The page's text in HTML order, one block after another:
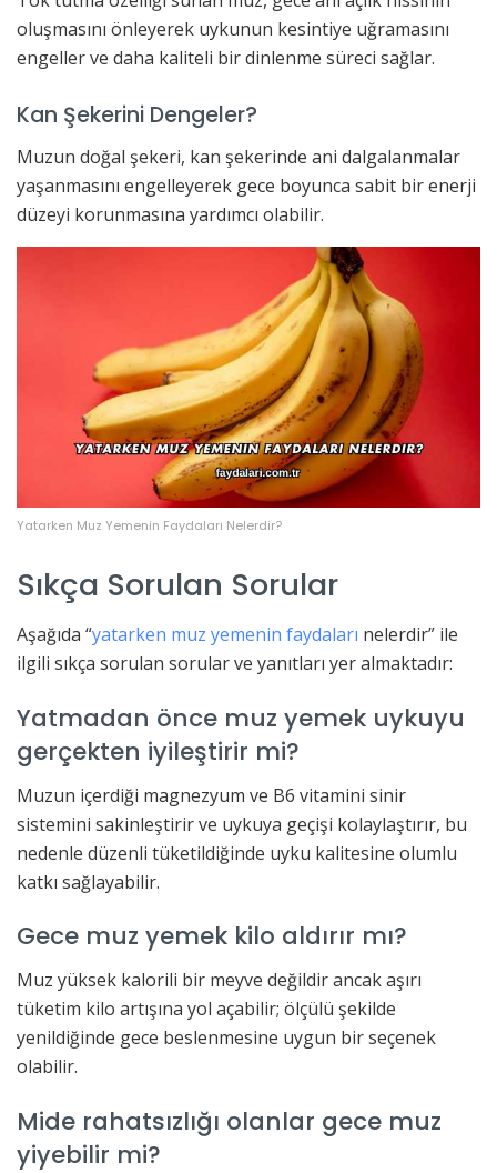
oluşmasını önleyerek uykunun kesintiye uğramasını
engeller ve daha kaliteli bir dinlenme süreci sağlar.
Kan Şekerini Dengeler?
Muzun doğal şekeri, kan şekerinde ani dalgalanmalar
yaşanmasını engelleyerek gece boyunca sabit bir enerji
düzeyi korunmasına yardımcı olabilir.
Yatarken Muz Yemenin Faydaları Nelerdir?
Sıkça Sorulan Sorular
Aşağıda “yatarken muz yemenin faydaları nelerdir” ile
ilgili sıkça sorulan sorular ve yanıtları yer almaktadır:
Yatmadan önce muz yemek uykuyu
gerçekten iyileştirir mi?
Muzun içerdiği magnezyum ve B6 vitamini sinir
sistemini sakinleştirir ve uykuya geçişi kolaylaştırır, bu
nedenle düzenli tüketildiğinde uyku kalitesine olumlu
katkı sağlayabilir.
Gece muz yemek kilo aldırır mı?
Muz yüksek kalorili bir meyve değildir ancak aşırı
tüketim kilo artışına yol açabilir; ölçülü şekilde
yenildiğinde gece beslenmesine uygun bir seçenek
olabilir.
Mide rahatsızlığı olanlar gece muz
yiyebilir mi?